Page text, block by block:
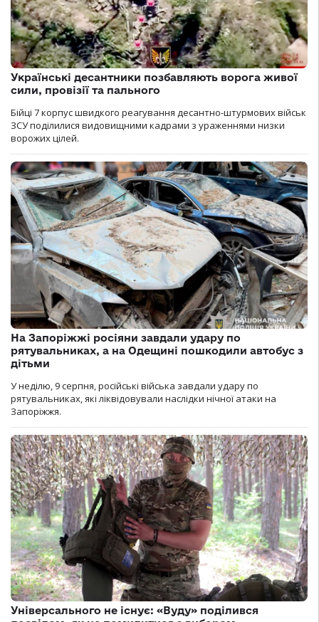
Українські десантники позбавляють ворога живої
сили, провізії та пального
Бійці 7 корпус швидкого реагування десантно-штурмових військ
ЗСУ поділилися видовищними кадрами з ураженнями низки
ворожих цілей.
На Запоріжжі росіяни завдали удару по
рятувальниках, а на Одещині пошкодили автобус з
дітьми
У неділю, 9 серпня, російські війська завдали удару по
рятувальниках, які ліквідовували наслідки нічної атаки на
Запоріжжя.
Універсального не існує: «Вуду» поділився